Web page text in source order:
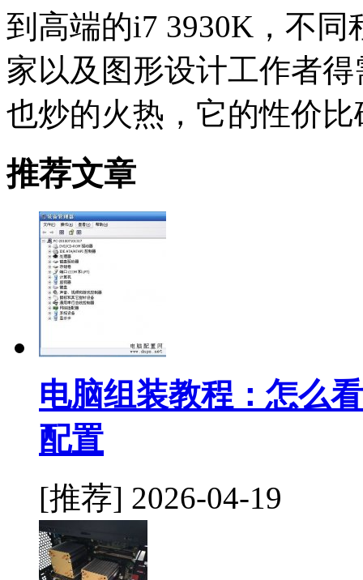
到高端的i7 3930K，不
家以及图形设计工作者
也炒的火热，它的性价
推荐文章
电脑组装教程：怎么
配置
[推荐] 2026-04-19